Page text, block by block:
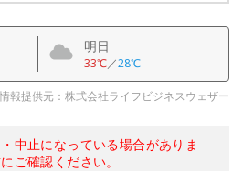
明日
33℃／28℃
報提供元：株式会社ライフビジネスウェザー
中止になっている場合がありま
ご確認ください。